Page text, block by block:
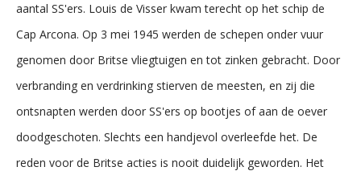
aantal SS'ers. Louis de Visser kwam terecht op het schip de
Cap Arcona. Op 3 mei 1945 werden de schepen onder vuur
genomen door Britse vliegtuigen en tot zinken gebracht. Door
verbranding en verdrinking stierven de meesten, en zij die
ontsnapten werden door SS'ers op bootjes of aan de oever
doodgeschoten. Slechts een handjevol overleefde het. De
reden voor de Britse acties is nooit duidelijk geworden. Het